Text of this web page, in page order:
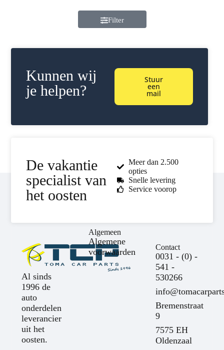
Filter
Kunnen wij
je helpen?
Stuur
een
mail
De vakantie
specialist van
het oosten
Meer dan 2.500
opties
Snelle levering
Service voorop
Al sinds
1996 de
auto
onderdelen
leverancier
uit het
oosten.
Algemeen
Algemene
voorwaarden
Contact
0031 - (0) -
541 -
530266
Bremenstraat
9
7575 EH
Oldenzaal